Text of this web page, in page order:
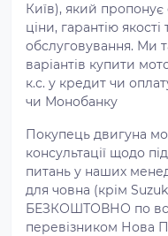
Київ), який
ціни, гарантію
обслуговування. Ми
варіантів купити
к.с. у кредит чи
чи Монобанку
Покупець двигуна
консультації щодо
питань у наших
для човна (крім
БЕЗКОШТОВНО по
перевізником Нова